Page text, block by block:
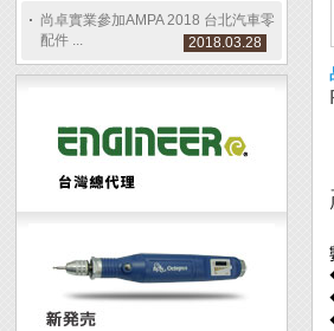
尚卓實業參加AMPA 2018 台北汽車零
配件 ...
2018.03.28